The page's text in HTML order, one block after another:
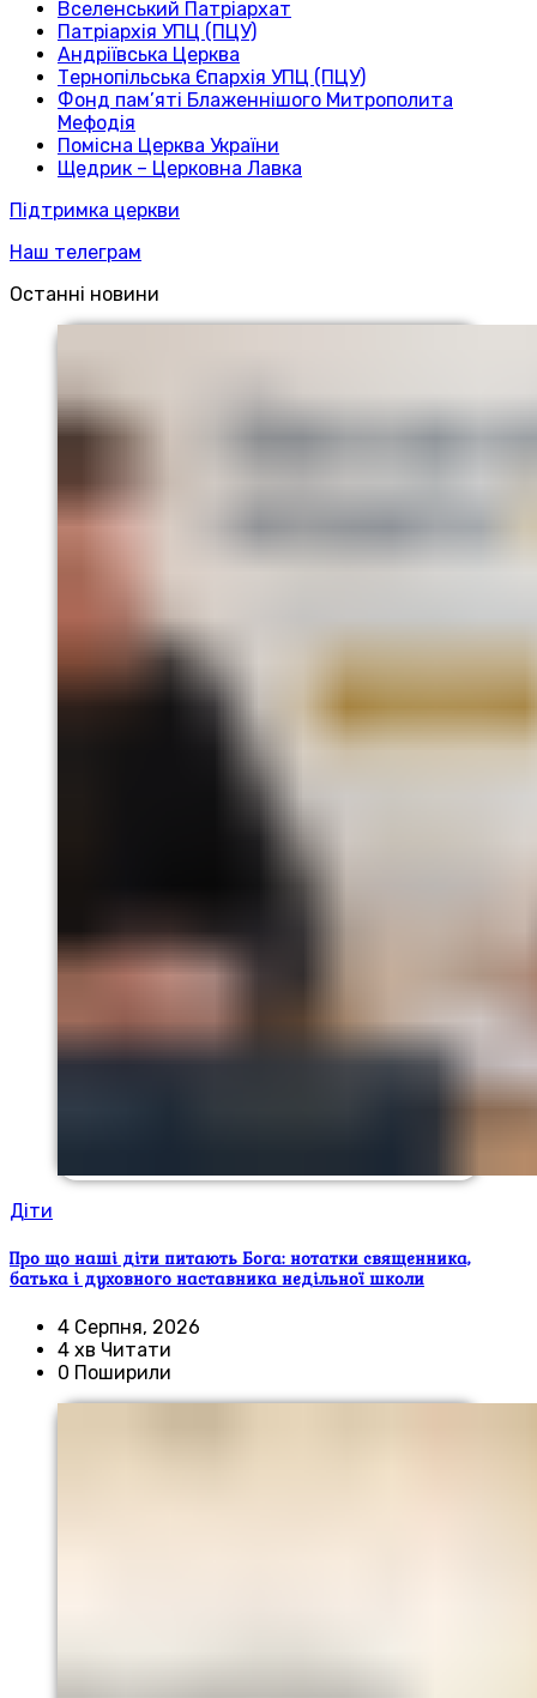
Вселенський Патріархат
Патріархія УПЦ (ПЦУ)
Андріївська Церква
Тернопільська Єпархія УПЦ (ПЦУ)
Фонд пам’яті Блаженнішого Митрополита
Мефодія
Помісна Церква України
Щедрик – Церковна Лавка
Підтримка церкви
Наш телеграм
Останні новини
Діти
Про що наші діти питають Бога: нотатки священника,
батька і духовного наставника недільної школи
4 Серпня, 2026
4 хв Читати
0 Поширили